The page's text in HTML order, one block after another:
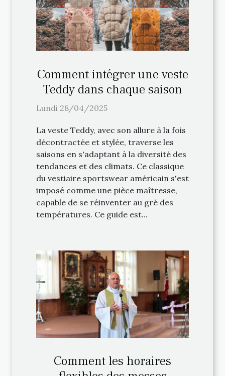
Comment intégrer une veste
Teddy dans chaque saison
Lundi 28/04/2025
La veste Teddy, avec son allure à la fois
décontractée et stylée, traverse les
saisons en s'adaptant à la diversité des
tendances et des climats. Ce classique
du vestiaire sportswear américain s'est
imposé comme une pièce maîtresse,
capable de se réinventer au gré des
températures. Ce guide est...
Comment les horaires